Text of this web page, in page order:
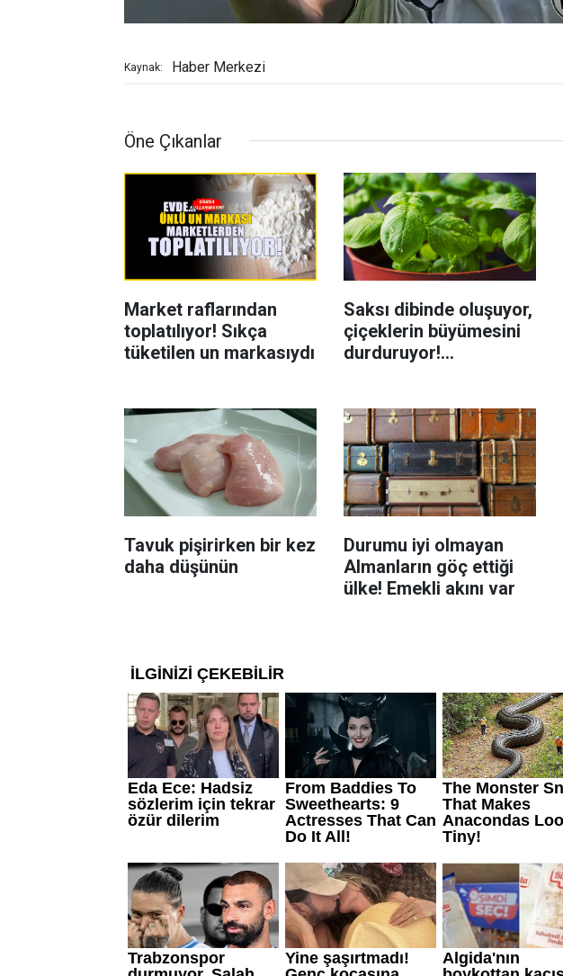
Kaynak: Haber Merkezi
Öne Çıkanlar
Market raflarından
toplatılıyor! Sıkça
tüketilen un markasıydı
Saksı dibinde oluşuyor,
çiçeklerin büyümesini
durduruyor!
Tavuk pişirirken bir kez
daha düşünün
Durumu iyi olmayan
Almanların göç ettiği
ülke! Emekli akını var